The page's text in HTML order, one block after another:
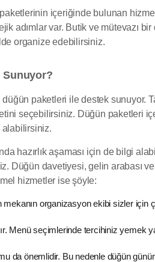
içeriğinde bulunan
adımlar var. Butik ve mütevazı bir
organize edebilirsiniz.
Sunuyor?
paketleri ile destek sunuyor.
seçebilirsiniz. Düğün paketleri
alabilirsiniz.
hazırlık aşaması için de bilgi
Düğün davetiyesi, gelin arabası
hizmetler ise şöyle:
mekanın organizasyon ekibi sizler için
Menü seçimlerinde tercihiniz yemek
da önemlidir. Bu nedenle düğün